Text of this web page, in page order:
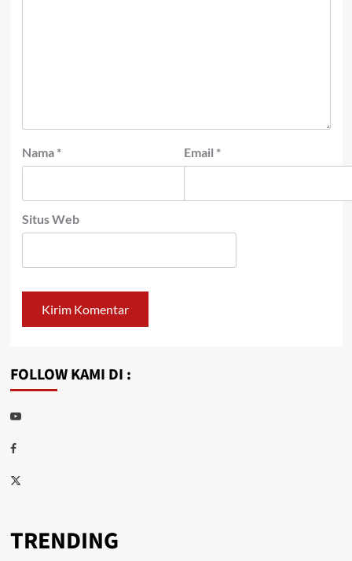
Nama * Email *
Situs Web
FOLLOW KAMI DI :
Youtube
Facebook
Twitter
TRENDING